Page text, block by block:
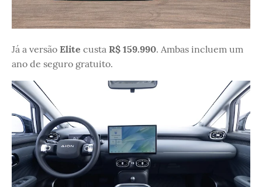
Já a versão Elite custa R$ 159.990. Ambas incluem um
ano de seguro gratuito.